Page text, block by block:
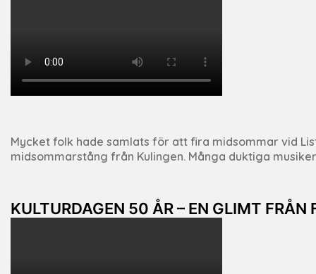
Mycket folk hade samlats för att fira midsommar vid
midsommarstång från Kulingen. Många duktiga
KULTURDAGEN 50 ÅR – EN GLIMT FRÅN